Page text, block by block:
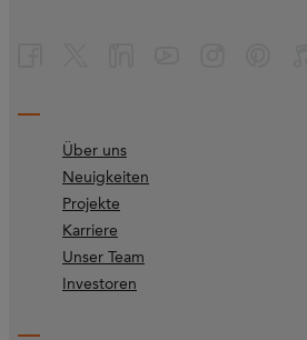
Über uns
Neuigkeiten
Projekte
Karriere
Unser Team
Investoren